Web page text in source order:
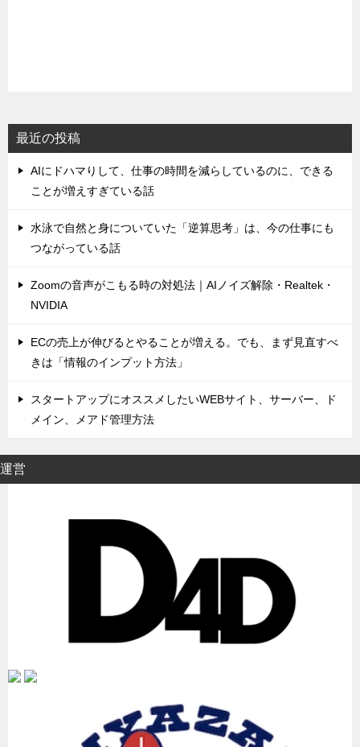
最近の投稿
AIにドハマりして、仕事の時間を減らしているのに、できる
ことが増えすぎている話
水泳で自然と身についていた「逆算思考」は、今の仕事にも
つながっている話
Zoomの音声がこもる時の対処法｜AIノイズ解除・Realtek・
NVIDIA
ECの売上が伸びるとやることが増える。でも、まず見直すべ
きは「情報のインプット方法」
スタートアップにオススメしたいWEBサイト、サーバー、ド
メイン、メアド管理方法
運営